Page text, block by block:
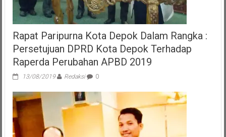
Rapat Paripurna Kota Depok Dalam Rangka :
Persetujuan DPRD Kota Depok Terhadap
Raperda Perubahan APBD 2019
13/08/2019 Redaksi 0